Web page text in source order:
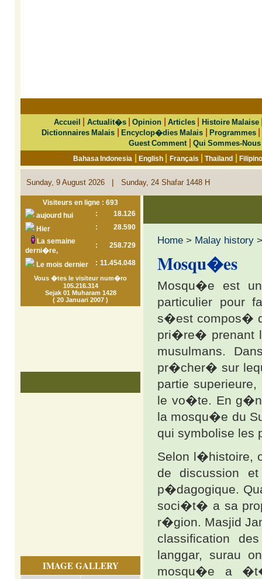
Accueil Actualit�s|Opinion Articles| Histoire Malaise
Dictionnaires Malais |Encyclop�dies Malais |Programmes
Guest Comment Qui Sommes-Nous
Bahasa Indonesia |English Français |Thailand |
Sunday, 9 August 2026 | Sunday, 24 Shafar 1448 H
Visiteurs en ligne : 693
aujourd hui
:
18.126
Hier
:
28.590
La semaine
derni�re,
: 258.729
Le mois dernier : 11.454.048
Vous �tes le visiteur num�ro
105.216.314
Sejak 01 Muharam 1428
( 20 Januari 2007 )
IMAGE GALLERY
Home > Malay history
Mosqu�es
Mosqu�e est
particulier pour
s�est compos�
pri�re� prenant
musulmans.
pr�cher� sur
partie
le vo�te. En
la mosqu�e du
qui symbolise les
Selon l�histoire,
de discussion
p�dagogique.
soci�t� a sa
r�gion. Masjid
classification
langgar, surau
mosqu�e a